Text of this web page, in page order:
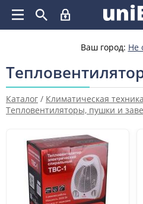
Ваш город: Не
Каталог / Климатическая техника
Тепловентиляторы, пушки и